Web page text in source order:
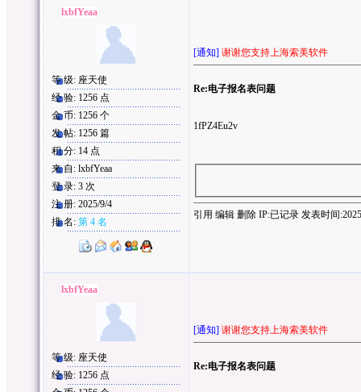
lxbfYeaa
等 级: 座天使
经 验: 1256 点
金 币: 1256 个
发 帖: 1256 篇
积 分: 14 点
来 自: lxbfYeaa
登 录: 3 次
注 册: 2025/9/4
排 名: 第 4 名
[通知] 谢谢您支持上海索美软件
Re:电子报名表问题
1fPZ4Eu2v
引用 编辑 删除 IP:已记录 发表时间
lxbfYeaa
等 级: 座天使
经 验: 1256 点
[通知] 谢谢您支持上海索美软件
Re:电子报名表问题